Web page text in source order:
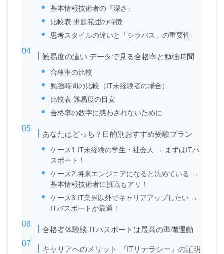
基本情報技術者の『深さ』
比較表 出題範囲の特徴
思考スタイルの違いと「シラバス」の重要性
難易度の違い データで見る合格率と勉強時間
合格率の比較
勉強時間の比較（IT未経験者の場合）
比較表 難易度の目安
合格率の数字に惑わされないために
あなたはどっち？目的別おすすめ受験プラン
ケース1 IT未経験の学生・社会人 → まずはITパ
スポート！
ケース2 将来エンジニアになると決めている →
基本情報技術者に挑戦もアリ！
ケース3 IT業界以外でキャリアアップしたい →
ITパスポートが最適！
合格者体験談 ITパスポートは最高の準備運動
キャリアへのメリット 『ITリテラシー』の証明